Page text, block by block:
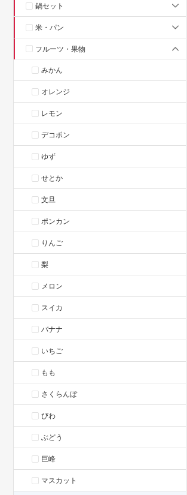
鍋セット
米・パン
フルーツ・果物
みかん
オレンジ
レモン
デコポン
ゆず
せとか
文旦
ポンカン
りんご
梨
メロン
スイカ
バナナ
いちご
もも
さくらんぼ
びわ
ぶどう
巨峰
マスカット